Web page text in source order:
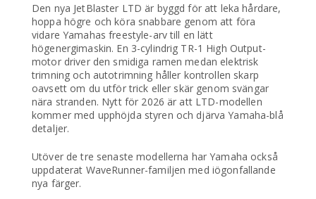
Den nya JetBlaster LTD är byggd för att leka hårdare,
hoppa högre och köra snabbare genom att föra
vidare Yamahas freestyle-arv till en lätt
högenergimaskin. En 3-cylindrig TR-1 High Output-
motor driver den smidiga ramen medan elektrisk
trimning och autotrimning håller kontrollen skarp
oavsett om du utför trick eller skär genom svängar
nära stranden. Nytt för 2026 är att LTD-modellen
kommer med upphöjda styren och djärva Yamaha-blå
detaljer.
Utöver de tre senaste modellerna har Yamaha också
uppdaterat WaveRunner-familjen med iögonfallande
nya färger.